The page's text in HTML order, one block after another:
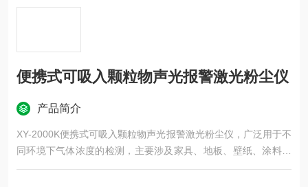
便携式可吸入颗粒物声光报警激光粉尘仪
产品简介
XY-2000K便携式可吸入颗粒物声光报警激光粉尘仪，广泛用于不
同环境下气体浓度的检测，主要涉及家具、地板、壁纸、涂料、
园艺、室内装饰与整修、染料、造纸、制药、医疗、食品、防